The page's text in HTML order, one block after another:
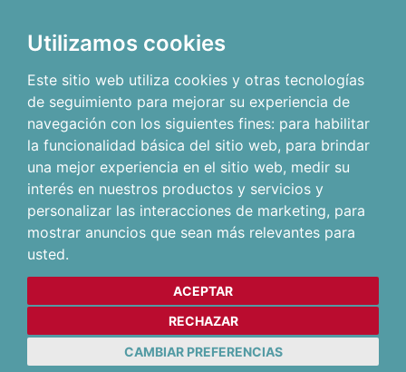
Utilizamos cookies
Este sitio web utiliza cookies y otras tecnologías
de seguimiento para mejorar su experiencia de
navegación con los siguientes fines: para habilitar
la funcionalidad básica del sitio web, para brindar
una mejor experiencia en el sitio web, medir su
interés en nuestros productos y servicios y
personalizar las interacciones de marketing, para
mostrar anuncios que sean más relevantes para
usted.
ACEPTAR
RECHAZAR
CAMBIAR PREFERENCIAS